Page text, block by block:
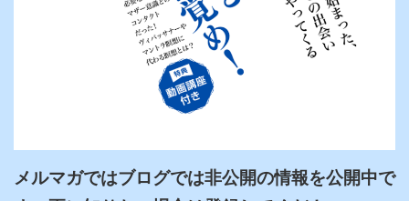
メルマガではブログでは非公開の情報を公開中で